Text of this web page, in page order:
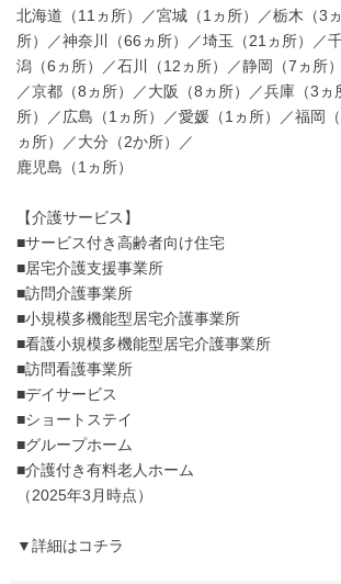
北海道（11ヵ所）／宮城（1ヵ所）／栃木（3
所）／神奈川（66ヵ所）／埼玉（21ヵ所）／
潟（6ヵ所）／石川（12ヵ所）／静岡（7ヵ所
／京都（8ヵ所）／大阪（8ヵ所）／兵庫（3ヵ
所）／広島（1ヵ所）／愛媛（1ヵ所）／福岡
ヵ所）／大分（2か所）／
鹿児島（1ヵ所）
【介護サービス】
■サービス付き高齢者向け住宅
■居宅介護支援事業所
■訪問介護事業所
■小規模多機能型居宅介護事業所
■看護小規模多機能型居宅介護事業所
■訪問看護事業所
■デイサービス
■ショートステイ
■グループホーム
■介護付き有料老人ホーム
（2025年3月時点）
▼詳細はコチラ